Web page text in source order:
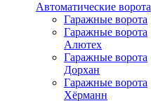
Автоматические ворота
Гаражные ворота
Гаражные ворота
Алютех
Гаражные ворота
Дорхан
Гаражные ворота
Хёрманн